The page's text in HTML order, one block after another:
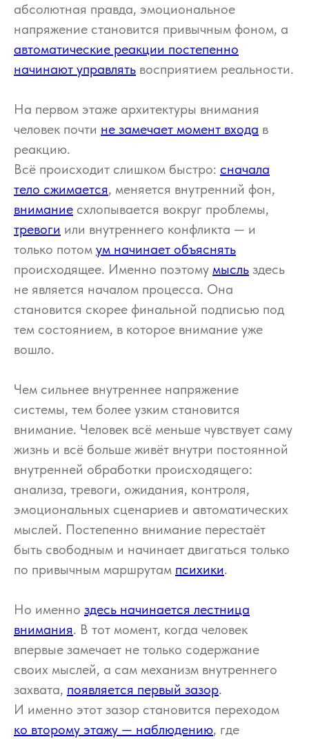
абсолютная правда, эмоциональное
напряжение становится привычным фоном, а
автоматические реакции постепенно
начинают управлять восприятием реальности.
На первом этаже архитектуры внимания
человек почти не замечает момент входа в
реакцию.
Всё происходит слишком быстро: сначала
тело сжимается, меняется внутренний фон,
внимание схлопывается вокруг проблемы,
тревоги или внутреннего конфликта — и
только потом ум начинает объяснять
происходящее. Именно поэтому мысль здесь
не является началом процесса. Она
становится скорее финальной подписью под
тем состоянием, в которое внимание уже
вошло.
Чем сильнее внутреннее напряжение
системы, тем более узким становится
внимание. Человек всё меньше чувствует саму
жизнь и всё больше живёт внутри постоянной
внутренней обработки происходящего:
анализа, тревоги, ожидания, контроля,
эмоциональных сценариев и автоматических
мыслей. Постепенно внимание перестаёт
быть свободным и начинает двигаться только
по привычным маршрутам психики.
Но именно здесь начинается лестница
внимания. В тот момент, когда человек
впервые замечает не только содержание
своих мыслей, а сам механизм внутреннего
захвата, появляется первый зазор.
И именно этот зазор становится переходом
ко второму этажу — наблюдению, где